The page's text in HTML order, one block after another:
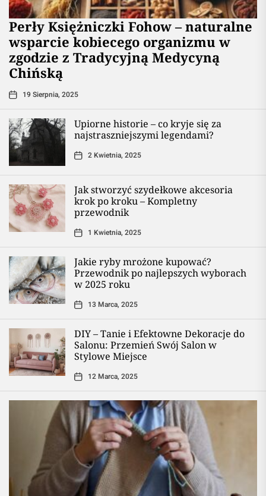
Perły Księżniczki Fohow – naturalne
wsparcie kobiecego organizmu w
zgodzie z Tradycyjną Medycyną
Chińską
19 Sierpnia, 2025
Upiorne historie – co kryje się za
najstraszniejszymi legendami?
2 Kwietnia, 2025
Jak stworzyć szydełkowe akcesoria
krok po kroku – Kompletny
przewodnik
1 Kwietnia, 2025
Jakie ryby mrożone kupować?
Przewodnik po najlepszych wyborach
w 2025 roku
13 Marca, 2025
DIY – Tanie i Efektowne Dekoracje do
Salonu: Przemień Swój Salon w
Stylowe Miejsce
12 Marca, 2025